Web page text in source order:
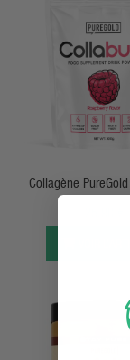
APERÇU
Collagène